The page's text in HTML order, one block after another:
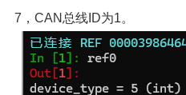
7，CAN总线ID为1。